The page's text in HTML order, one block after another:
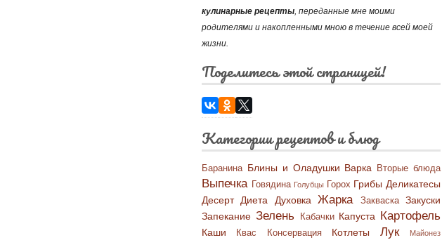
кулинарные рецепты , переданные мне моими
родителями и накопленными мною в течение всей моей
жизни.
Поделитесь этой страницей!
Категории рецептов и блюд
Баранина Блины и Оладушки Варка Вторые блюда
Выпечка Говядина Голубцы Горох Грибы Деликатесы
Десерт
Диета Духовка Жарка Закваска
Закуски
Запекание Зелень Кабачки Капуста Картофель
Каши Квас Консервация Котлеты Лук Майонез